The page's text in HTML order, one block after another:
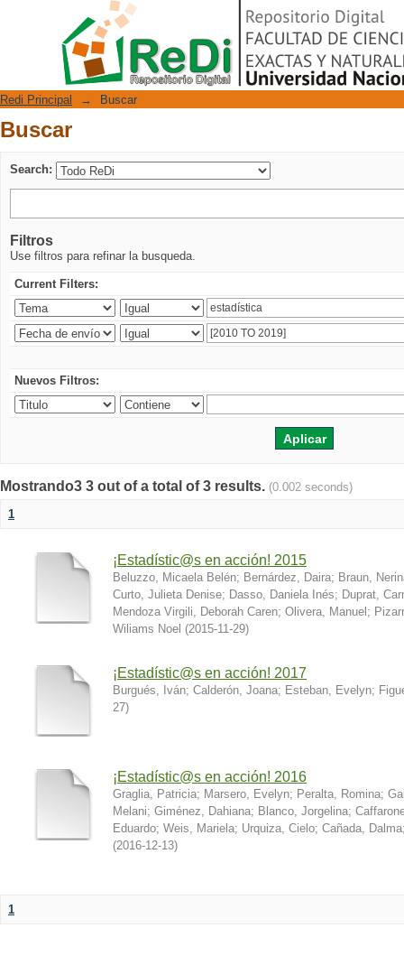
Repositorio Digital
Redi Principal → Buscar
Buscar
Search:
Filtros
Use filtros para refinar la busqueda.
Current Filters:
Nuevos Filtros:
Mostrando3 3 out of a total of 3 results. (0.002 seconds)
1
¡Estadístic@s en acción! 2015
Beluzzo, Micaela Belén; Bernárdez, Daira; Braun,
Curto, Julieta Denise; Dasso, Daniela Inés; Duprat,
Mendoza Virgili, Deborah Caren; Olivera, Manuel ;
Wiliams Noel (2015-11-29)
¡Estadístic@s en acción! 2017
Burgués, Iván; Calderón, Joana; Esteban, Evelyn;
27)
¡Estadístic@s en acción! 2016
Graglia, Patricia; Marsero, Evelyn; Peralta, Romina;
Melani; Giménez, Dahiana; Blanco, Jorgelina;
Eduardo; Weis, Mariela; Urquiza, Cielo; Cañada, Dalma
(2016-12-13)
1